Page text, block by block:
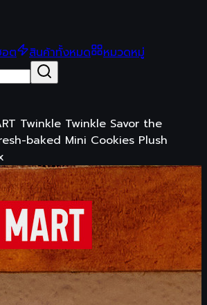
ต สินค้าทั้งหมด หมวดหมู่
Twinkle Twinkle Savor the
baked Mini Cookies Plush